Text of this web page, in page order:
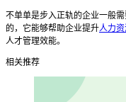
不单单是步入正轨的企业一般
的，它能够帮助企业提升人力
人才管理效能。
相关推荐